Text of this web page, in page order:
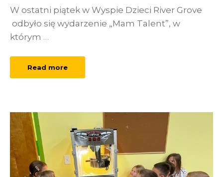
W ostatni piątek w Wyspie Dzieci River Grove
odbyło się wydarzenie „Mam Talent”, w
którym …
Read more